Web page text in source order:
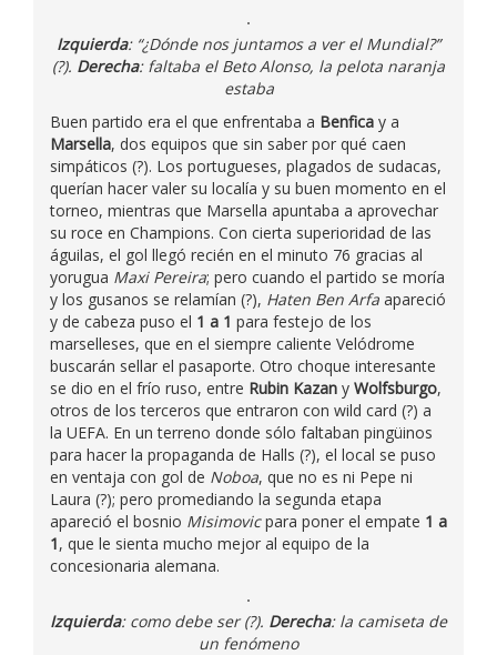
Izquierda: “¿Dónde nos juntamos a ver el Mundial?”
(?). Derecha: faltaba el Beto Alonso, la pelota naranja
estaba
Buen partido era el que enfrentaba a Benfica y a
Marsella, dos equipos que sin saber por qué caen
simpáticos (?). Los portugueses, plagados de sudacas,
querían hacer valer su localía y su buen momento en el
torneo, mientras que Marsella apuntaba a aprovechar
su roce en Champions. Con cierta superioridad de las
águilas, el gol llegó recién en el minuto 76 gracias al
yorugua Maxi Pereira; pero cuando el partido se moría
y los gusanos se relamían (?), Haten Ben Arfa apareció
y de cabeza puso el 1 a 1 para festejo de los
marselleses, que en el siempre caliente Velódrome
buscarán sellar el pasaporte. Otro choque interesante
se dio en el frío ruso, entre Rubin Kazan y Wolfsburgo,
otros de los terceros que entraron con wild card (?) a
la UEFA. En un terreno donde sólo faltaban pingüinos
para hacer la propaganda de Halls (?), el local se puso
en ventaja con gol de Noboa, que no es ni Pepe ni
Laura (?); pero promediando la segunda etapa
apareció el bosnio Misimovicpara poner el empate 1 a
1, que le sienta mucho mejor al equipo de la
concesionaria alemana.
Izquierda: como debe ser (?). Derecha: la camiseta de
un fenómeno